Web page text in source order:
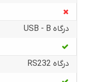
درگاه USB - B
درگاه RS232